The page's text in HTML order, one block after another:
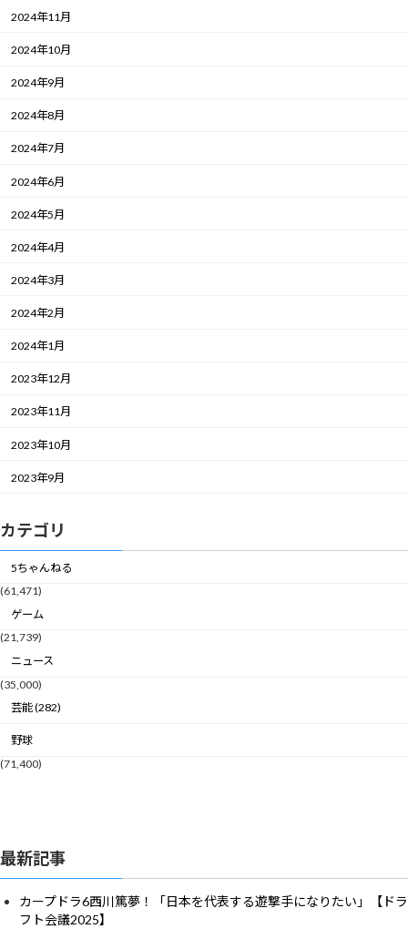
2024年11月
2024年10月
2024年9月
2024年8月
2024年7月
2024年6月
2024年5月
2024年4月
2024年3月
2024年2月
2024年1月
2023年12月
2023年11月
2023年10月
2023年9月
カテゴリ
5ちゃんねる
(61,471)
ゲーム
(21,739)
ニュース
(35,000)
芸能 (282)
野球
(71,400)
最新記事
カープドラ6西川篤夢！「日本を代表する遊撃手になりたい」【ドラ
フト会議2025】